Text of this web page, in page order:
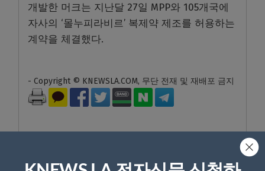
개발한 머크는 지난달 27일 MPP와 105개국에
자사의 ‘몰누피라비르’ 복제약 제조를 허용하는
계약을 체결했다.
- Copyright © KNEWSLA.COM, 무단 전재 및 재배포 금지